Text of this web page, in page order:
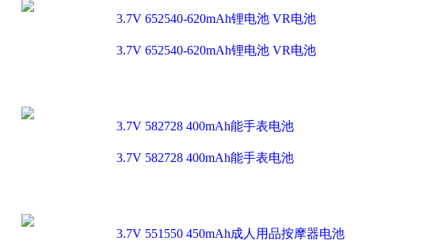
3.7V 652540-620mAh锂电池 VR电池
3.7V 652540-620mAh锂电池 VR电池
3.7V 582728 400mAh能手表电池
3.7V 582728 400mAh能手表电池
3.7V 551550 450mAh成人用品按摩器电池